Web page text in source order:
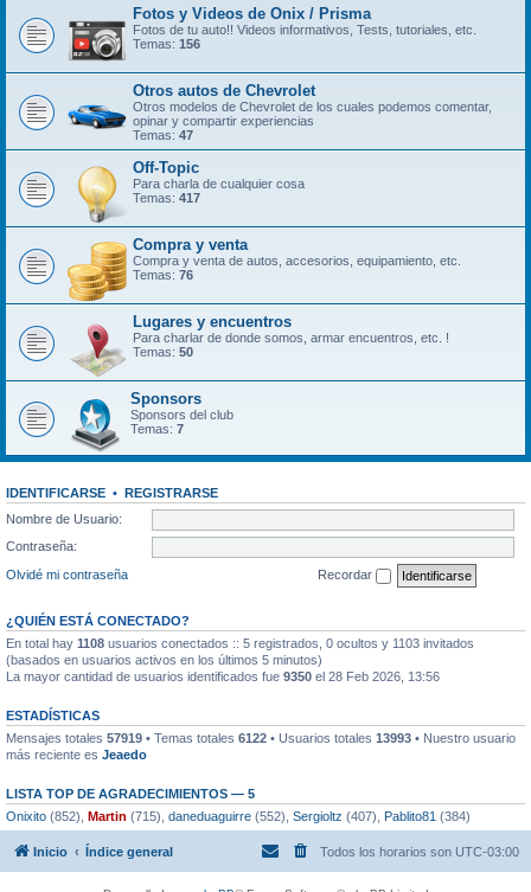
Fotos y Videos de Onix / Prisma
Fotos de tu auto!! Videos informativos, Tests, tutoriales, etc.
Temas: 156
Otros autos de Chevrolet
Otros modelos de Chevrolet de los cuales podemos comentar,
opinar y compartir experiencias
Temas: 47
Off-Topic
Para charla de cualquier cosa
Temas: 417
Compra y venta
Compra y venta de autos, accesorios, equipamiento, etc.
Temas: 76
Lugares y encuentros
Para charlar de donde somos, armar encuentros, etc. !
Temas: 50
Sponsors
Sponsors del club
Temas: 7
IDENTIFICARSE • REGISTRARSE
Nombre de Usuario:
Contraseña:
Olvidé mi contraseña
Recordar
¿QUIÉN ESTÁ CONECTADO?
En total hay 1108 usuarios conectados :: 5 registrados, 0 ocultos y 1103 invitados
(basados en usuarios activos en los últimos 5 minutos)
La mayor cantidad de usuarios identificados fue 9350 el 28 Feb 2026, 13:56
ESTADÍSTICAS
Mensajes totales 57919 • Temas totales 6122 • Usuarios totales 13993 • Nuestro usuario
más reciente es Jeaedo
LISTA TOP DE AGRADECIMIENTOS — 5
Onixito (852), Martin (715), daneduaguirre (552), Sergioltz (407), Pablito81 (384)
Inicio Índice general Todos los horarios son UTC-03:00